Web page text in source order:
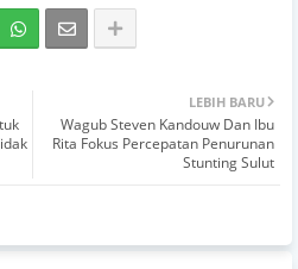
LEBIH BARU
Wagub Steven Kandouw Dan Ibu
Rita Fokus Percepatan Penurunan
Stunting Sulut